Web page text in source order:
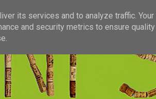
its services and to analyze traffic.
and security metrics to ensure